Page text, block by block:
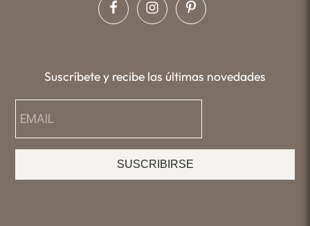
Suscríbete y recibe las últimas novedades
SUSCRIBIRSE